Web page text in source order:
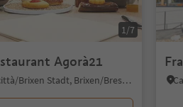
1/7
Agorà21
Bressanone città/Brixen Stadt, Brixen/Bressanone, Brixen/Bressanone and environs